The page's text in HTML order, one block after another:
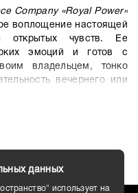
Company «Royal Power»
воплощение настоящей
открытых чувств. Ее
эмоций и готов с
владельцем, тонко
вечернего или
идти вперед – к
планов.
данных
использует на